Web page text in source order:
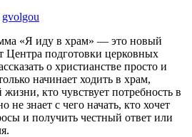
gvolgou
«Я иду в храм» — это новый
Центра подготовки церковных
о христианстве просто и
начинает ходить в храм,
кто чувствует потребность в
не знает с чего начать, кто хочет
и получить честный ответ или